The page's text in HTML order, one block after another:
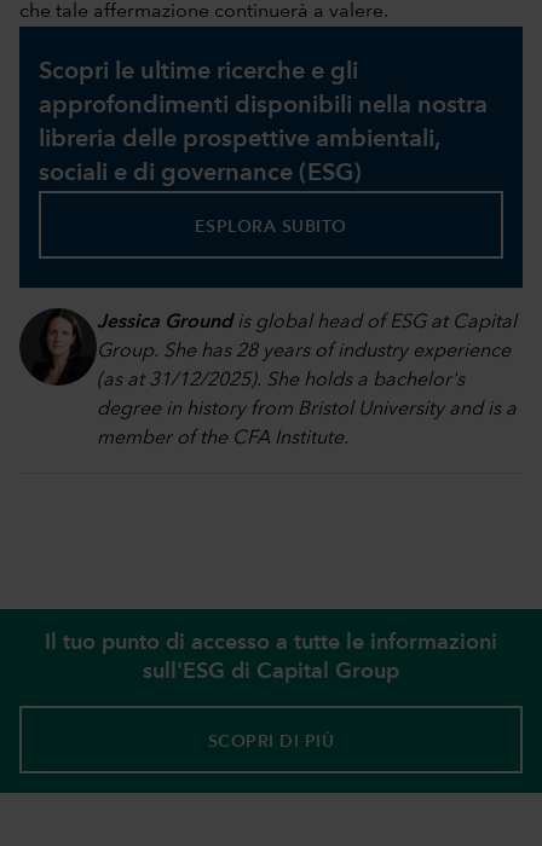
che tale affermazione continuerà a valere.
Scopri le ultime ricerche e gli
approfondimenti disponibili nella nostra
libreria delle prospettive ambientali,
sociali e di governance (ESG)
ESPLORA SUBITO
Jessica Groundis global head of ESG at Capital
Group. She has 28 years of industry experience
(as at 31/12/2025). She holds a bachelor's
degree in history from Bristol University and is a
member of the CFA Institute.
Il tuo punto di accesso a tutte le informazioni
sull'ESG di Capital Group
SCOPRI DI PIÙ